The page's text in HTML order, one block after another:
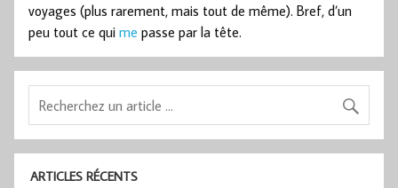
voyages (plus rarement, mais tout de même). Bref, d’un
peu tout ce qui me passe par la tête.
ARTICLES RÉCENTS